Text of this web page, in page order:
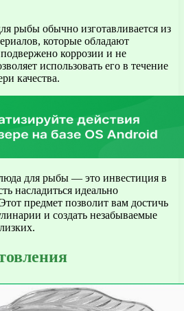
рыбы обычно изготавливается из
которые обладают
коррозии и не
использовать его в течение
качества.
для рыбы — это инвестиция в
насладиться идеально
предмет позволит вам достичь
и создать незабываемые